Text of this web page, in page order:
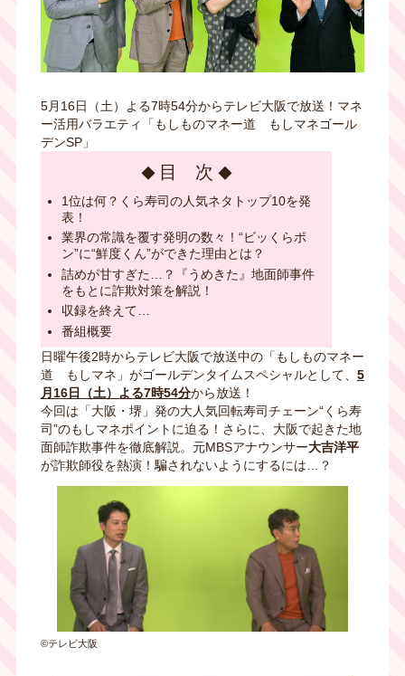
5月16日（土）よる7時54分からテレビ大阪で放送！マネ
ー活用バラエティ「もしものマネー道 もしマネゴール
デンSP」
目 次
1位は何？くら寿司の人気ネタトップ10を発
表！
業界の常識を覆す発明の数々！“ビッくらポ
ン”に“鮮度くん”ができた理由とは？
詰めが甘すぎた…？『うめきた』地面師事件
をもとに詐欺対策を解説！
収録を終えて…
番組概要
日曜午後2時からテレビ大阪で放送中の「もしものマネー
道 もしマネ」がゴールデンタイムスペシャルとして、 5
月16日（土）よる7時54分から放送！
今回は「大阪・堺」発の大人気回転寿司チェーン“くら寿
司”のもしマネポイントに迫る！さらに、大阪で起きた地
面師詐欺事件を徹底解説。元MBSアナウンサー大吉洋平
が詐欺師役を熱演！騙されないようにするには…？
©テレビ大阪